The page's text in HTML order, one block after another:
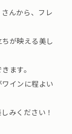
んから、フレ
が映える美し
ます。
インに程よい
みください！